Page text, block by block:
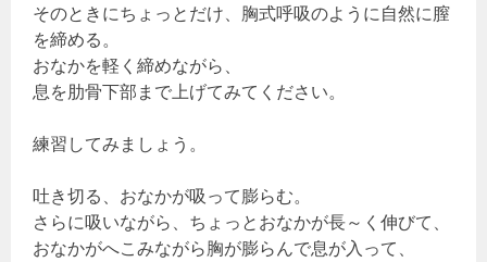
そのときにちょっとだけ、胸式呼吸のように自然に膣
を締める。
おなかを軽く締めながら、
息を肋骨下部まで上げてみてください。
練習してみましょう。
吐き切る、おなかが吸って膨らむ。
さらに吸いながら、ちょっとおなかが長～く伸びて、
おなかがへこみながら胸が膨らんで息が入って、